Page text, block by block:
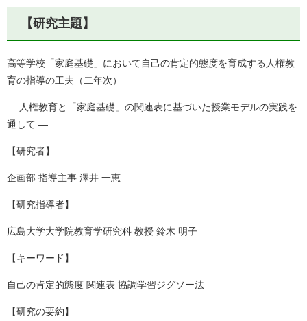
【研究主題】
高等学校「家庭基礎」において自己の肯定的態度を育成する人権教
育の指導の工夫（二年次）
― 人権教育と「家庭基礎」の関連表に基づいた授業モデルの実践を
通して ―
【研究者】
企画部 指導主事 澤井 一恵
【研究指導者】
広島大学大学院教育学研究科 教授 鈴木 明子
【キーワード】
自己の肯定的態度 関連表 協調学習ジグソー法
【研究の要約】